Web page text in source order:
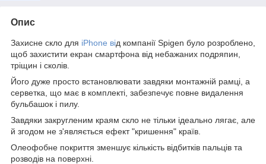
Опис
Захисне скло для iPhone від компанії Spigen було розроблено,
щоб захистити екран смартфона від небажаних подряпин,
тріщин і сколів.
Його дуже просто встановлювати завдяки монтажній рамці, а
серветка, що має в комплекті, забезпечує повне видалення
бульбашок і пилу.
Завдяки закругленим краям скло не тільки ідеально лягає, але
й згодом не з'являється ефект "кришення" країв.
Олеофобне покриття зменшує кількість відбитків пальців та
розводів на поверхні.